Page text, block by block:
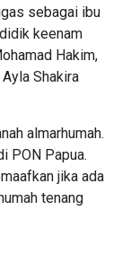
sebagai ibu
keenam
Hakim,
Shakira
almarhumah.
PON Papua.
jika ada
tenang